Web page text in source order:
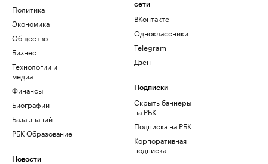
Политика
Экономика
Общество
Бизнес
Технологии и
медиа
Финансы
Биографии
База знаний
РБК Образование
Новости
сети
ВКонтакте
Одноклассники
Telegram
Дзен
Подписки
Скрыть баннеры
на РБК
Подписка на РБК
Корпоративная
подписка